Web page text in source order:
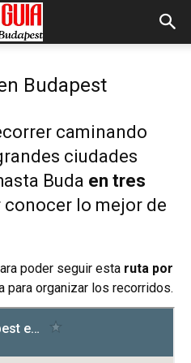
Budapest
caminando
ciudades
Buda en tres
conocer lo mejor de
poder seguir esta ruta por
para organizar los recorridos.